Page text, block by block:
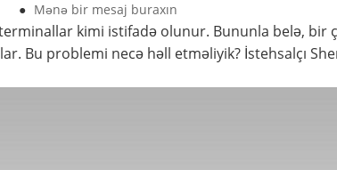
● Mənə bir mesaj buraxın
kimi istifadə olunur. Bununla belə, bir
Bu problemi necə həll etməliyik? İstehsalçı